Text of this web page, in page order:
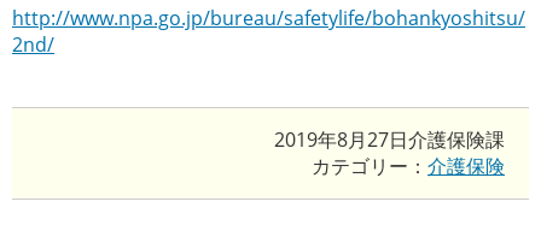
http://www.npa.go.jp/bureau/safetylife/bohankyoshitsu/
2nd/
2019年8月27日介護保険課
カテゴリー： 介護保険